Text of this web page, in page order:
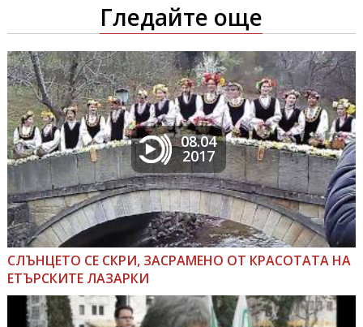
Гледайте още
08.04
2017
СЛЪНЦЕТО СЕ СКРИ, ЗАСРАМЕНО ОТ КРАСОТАТА НА
ЕТЪРСКИТЕ ЛАЗАРКИ